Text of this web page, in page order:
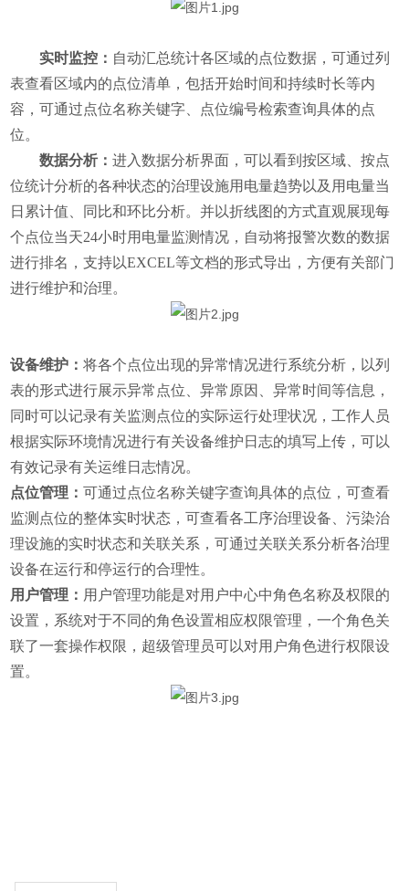
实时监控： 自动汇总统计各区域的点位数据，可通过列
表查看区域内的点位清单，包括开始时间和持续时长等内
容，可通过点位名称关键字、点位编号检索查询具体的点
位。
数据分析：进入数据分析界面，可以看到按区域、按点
位统计分析的各种状态的治理设施用电量趋势以及用电量当
日累计值、同比和环比分析。并以折线图的方式直观展现每
个点位当天24小时用电量监测情况，自动将报警次数的数据
进行排名，支持以EXCEL等文档的形式导出，方便有关部门
进行维护和治理。
设备维护：将各个点位出现的异常情况进行系统分析，以列
表的形式进行展示异常点位、异常原因、异常时间等信息，
同时可以记录有关监测点位的实际运行处理状况，工作人员
根据实际环境情况进行有关设备维护日志的填写上传，可以
有效记录有关运维日志情况。
点位管理：可通过点位名称关键字查询具体的点位，可查看
监测点位的整体实时状态，可查看各工序治理设备、污染治
理设施的实时状态和关联关系，可通过关联关系分析各治理
设备在运行和停运行的合理性。
用户管理： 用户管理功能是对用户中心中角色名称及权限的
设置，系统对于不同的角色设置相应权限管理，一个角色关
联了一套操作权限，超级管理员可以对用户角色进行权限设
置。